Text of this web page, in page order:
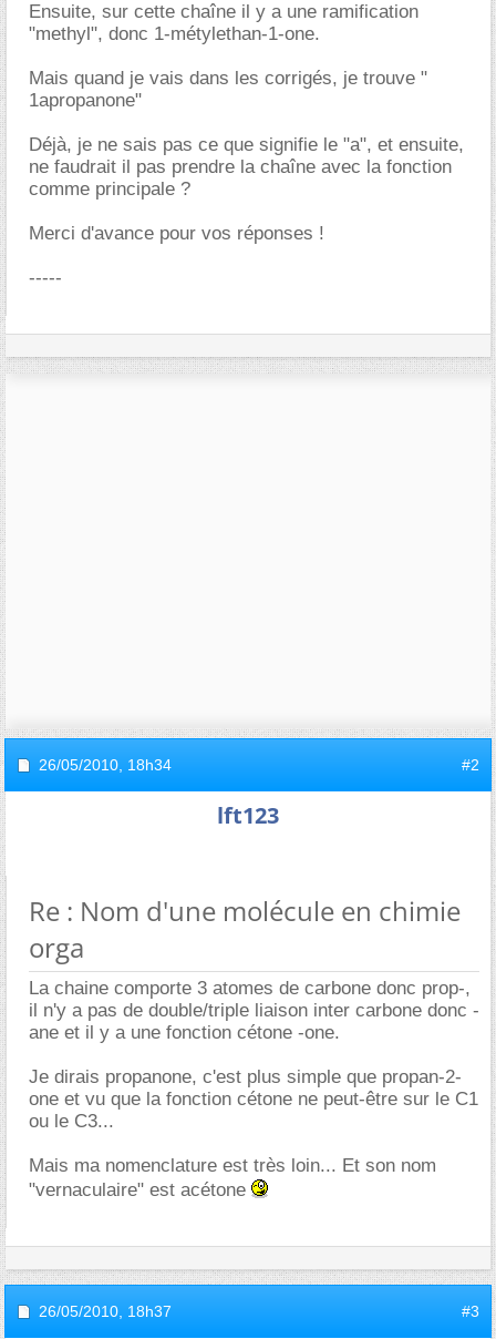
Ensuite, sur cette chaîne il y a une ramification
"methyl", donc 1-métylethan-1-one.
Mais quand je vais dans les corrigés, je trouve "
1apropanone"
Déjà, je ne sais pas ce que signifie le "a", et ensuite,
ne faudrait il pas prendre la chaîne avec la fonction
comme principale ?
Merci d'avance pour vos réponses !
-----
26/05/2010, 18h34 #2
lft123
Re : Nom d'une molécule en chimie
orga
La chaine comporte 3 atomes de carbone donc prop-,
il n'y a pas de double/triple liaison inter carbone donc -
ane et il y a une fonction cétone -one.
Je dirais propanone, c'est plus simple que propan-2-
one et vu que la fonction cétone ne peut-être sur le C1
ou le C3...
Mais ma nomenclature est très loin... Et son nom
"vernaculaire" est acétone
26/05/2010, 18h37 #3